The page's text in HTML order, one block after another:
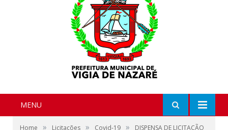
MENU
Home » Licitações » Covid-19 »
DISPENSA DE LICITAÇÃO